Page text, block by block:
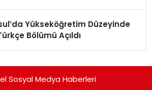
Yükseköğretim Düzeyinde
Bölümü Açıldı
Sosyal Medya Haberleri